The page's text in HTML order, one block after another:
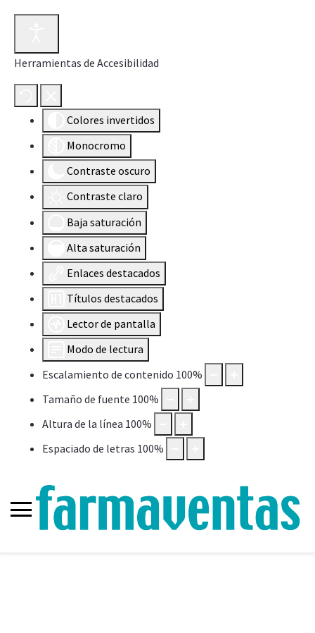
Herramientas de Accesibilidad
Colores invertidos
Monocromo
Contraste oscuro
Contraste claro
Baja saturación
Alta saturación
Enlaces destacados
Títulos destacados
Lector de pantalla
Modo de lectura
Escalamiento de contenido 100%
Tamaño de fuente 100%
Altura de la línea 100%
Espaciado de letras 100%